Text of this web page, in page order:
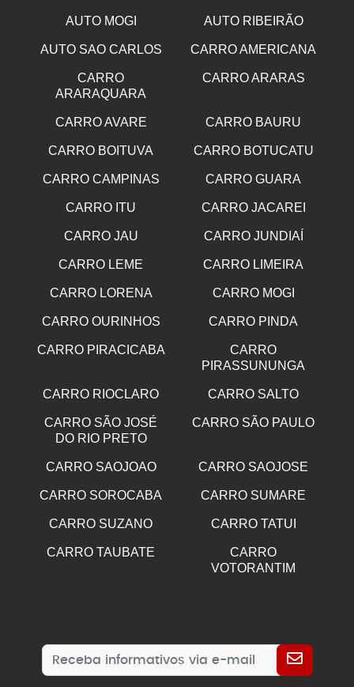
AUTO MOGI AUTO RIBEIRÃO
AUTO SAO CARLOS CARRO AMERICANA
CARRO
ARARAQUARA
CARRO ARARAS
CARRO AVARE CARRO BAURU
CARRO BOITUVA CARRO BOTUCATU
CARRO CAMPINAS CARRO GUARA
CARRO ITU CARRO JACAREI
CARRO JAU CARRO JUNDIAÍ
CARRO LEME CARRO LIMEIRA
CARRO LORENA CARRO MOGI
CARRO OURINHOS CARRO PINDA
CARRO PIRACICABA
CARRO
PIRASSUNUNGA
CARRO RIOCLARO CARRO SALTO
CARRO SÃO JOSÉ
DO RIO PRETO
CARRO SÃO PAULO
CARRO SAOJOAO CARRO SAOJOSE
CARRO SOROCABA CARRO SUMARE
CARRO SUZANO CARRO TATUI
CARRO TAUBATE
CARRO
VOTORANTIM